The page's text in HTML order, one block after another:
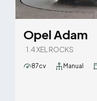
Opel Adam
1.4 XEL ROCKS
87cv Manual